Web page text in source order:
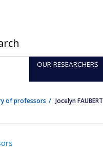
OUR RESEARCHERS
of professors Jocelyn FAUBERT